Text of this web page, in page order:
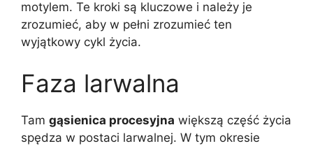
motylem. Te kroki są kluczowe i należy je
zrozumieć, aby w pełni zrozumieć ten
wyjątkowy cykl życia.
Faza larwalna
Tam gąsienica procesyjna większą część życia
spędza w postaci larwalnej. W tym okresie